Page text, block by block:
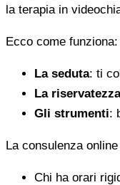
la terapia in
Ecco come funziona:
La seduta: ti
La riservatezza
Gli strumenti:
La consulenza
Chi ha orari